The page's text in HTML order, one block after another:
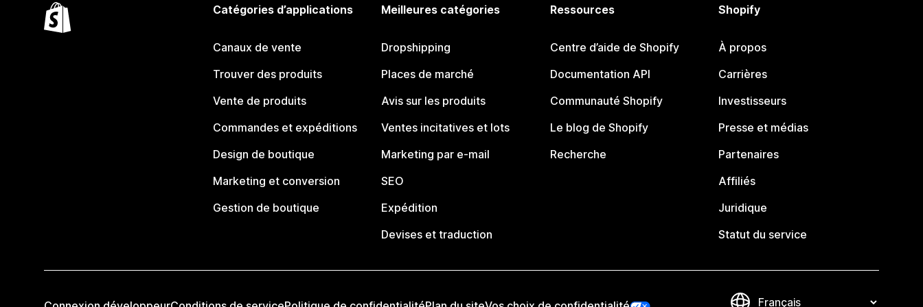
Catégories d’applications
Canaux de vente
Trouver des produits
Vente de produits
Commandes et expéditions
Design de boutique
Marketing et conversion
Gestion de boutique
Meilleures catégories
Dropshipping
Places de marché
Avis sur les produits
Ventes incitatives et lots
Marketing par e-mail
SEO
Expédition
Devises et traduction
Ressources
Centre d’aide de Shopify
Documentation API
Communauté Shopify
Le blog de Shopify
Recherche
Shopify
À propos
Carrières
Investisseurs
Presse et médias
Partenaires
Affiliés
Juridique
Statut du service